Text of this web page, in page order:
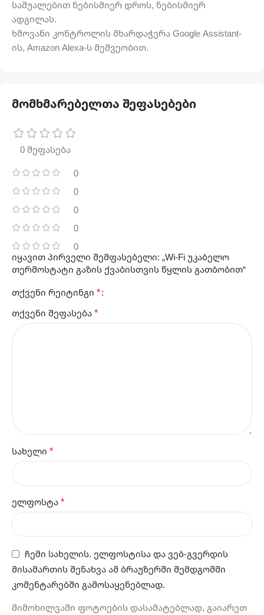
საშუალებით ნებისმიერ დროს, ნებისმიერ
ადგილას.
ხმოვანი კონტროლის მხარდაჭერა Google Assistant-
ის, Amazon Alexa-ს მეშვეობით.
მომხმარებელთა შეფასებები
0 შეფასება
0
0
0
0
0
იყავით პირველი შემფასებელი: „Wi-Fi უკაბელო
თერმოსტატი გაზის ქვაბისთვის წყლის გათბობით“
თქვენი რეიტინგი *
თქვენი შეფასება *
სახელი *
ელფოსტა *
ჩემი სახელის. ელფოსტისა და ვებ-გვერდის
მისამართის შენახვა ამ ბრაუზერში შემდგომში
კომენტარებში გამოსაყენებლად.
მიმოხილვაში ფოტოების დასამატებლად, გაიარეთ